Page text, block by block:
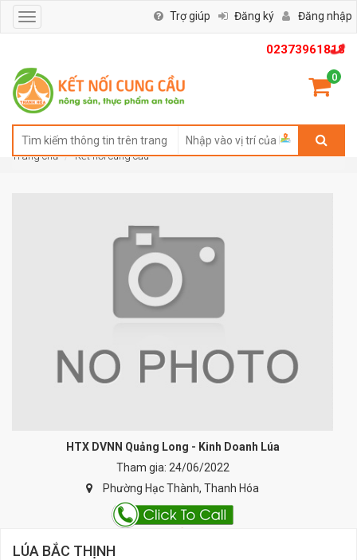
02373961818
0
Toggle
navigation
Trợ giúp Đăng ký Đăng nhập
Trang chủ Kết nối cung cầu
HTX DVNN Quảng Long - Kinh Doanh Lúa
Tham gia: 24/06/2022
Phường Hạc Thành, Thanh Hóa
LÚA BẮC THỊNH